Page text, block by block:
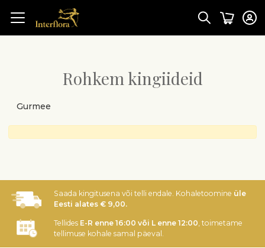
Rohkem kingiideid
Gurmee
Saada kingitusena või telli endale. Kohaletoomine üle
Eesti alates € 9,00.
Tellides E-R enne 16:00 või L enne 12:00, toimetame
tellimuse kohale samal päeval.